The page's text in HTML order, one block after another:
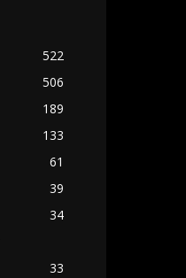
522
506
189
133
61
39
34
33